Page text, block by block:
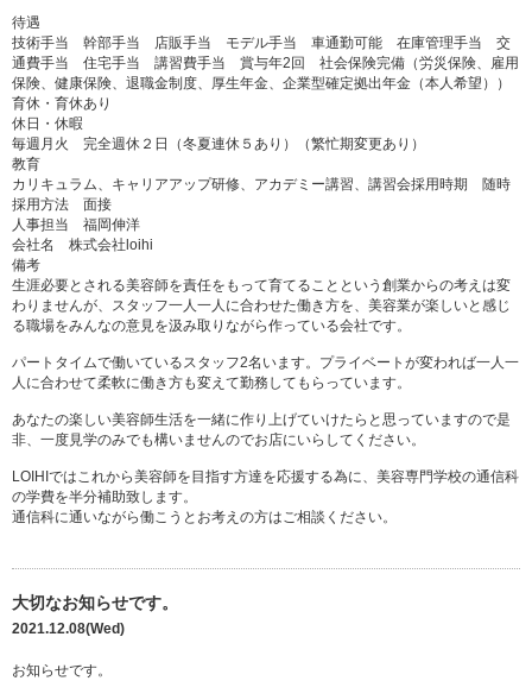
待遇
技術手当 幹部手当 店販手当 モデル手当 車通勤可能 在庫管理手当 交
通費手当 住宅手当 講習費手当 賞与年2回 社会保険完備（労災保険、雇用
保険、健康保険、退職金制度、厚生年金、企業型確定拠出年金（本人希望））
育休・育休あり
休日・休暇
毎週月火 完全週休２日（冬夏連休５あり）（繁忙期変更あり）
教育
カリキュラム、キャリアアップ研修、アカデミー講習、講習会採用時期 随時
採用方法 面接
人事担当 福岡伸洋
会社名 株式会社loihi
備考
生涯必要とされる美容師を責任をもって育てることという創業からの考えは変
わりませんが、スタッフ一人一人に合わせた働き方を、美容業が楽しいと感じ
る職場をみんなの意見を汲み取りながら作っている会社です。
パートタイムで働いているスタッフ2名います。プライベートが変われば一人一
人に合わせて柔軟に働き方も変えて勤務してもらっています。
あなたの楽しい美容師生活を一緒に作り上げていけたらと思っていますので是
非、一度見学のみでも構いませんのでお店にいらしてください。
LOIHIではこれから美容師を目指す方達を応援する為に、美容専門学校の通信科
の学費を半分補助致します。
通信科に通いながら働こうとお考えの方はご相談ください。
大切なお知らせです。
2021.12.08(Wed)
お知らせです。